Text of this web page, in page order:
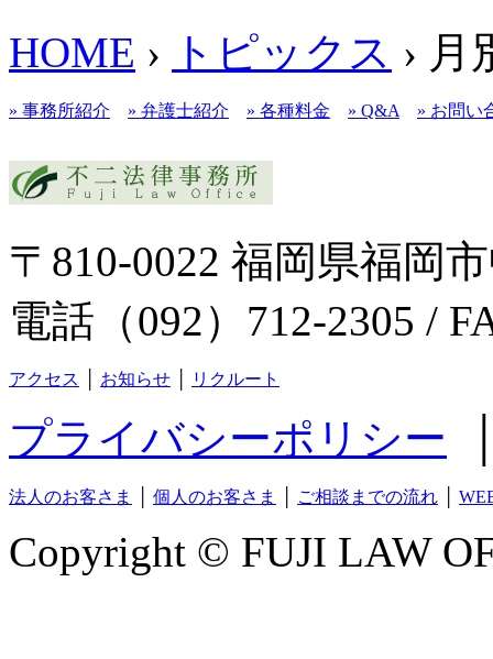
HOME › トピックス › 月
» 事務所紹介 » 弁護士紹介 » 各種料金 » Q&A » お問い
〒810-0022 福岡県福岡
電話（092）712-2305 /
アクセス お知らせ リクルート
プライバシーポリシー
法人のお客さま 個人のお客さま ご相談までの流れ
Copyright © FUJI LAW